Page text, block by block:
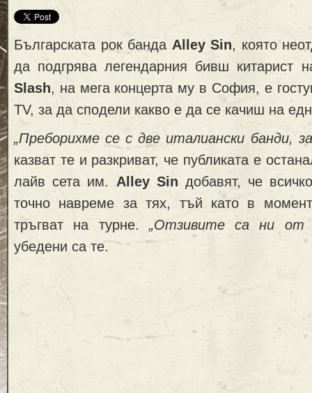
Българската рок банда Alley Sin, която
да подгрява легендарния бивш китарист
Slash, на мега концерта му в София, е
TV, за да сподели какво е да се качиш на
„Преборихме се с две италиански банди,
казват те и разкриват, че публиката е
лайв сета им. Alley Sin добавят, че
точно навреме за тях, тъй като в
тръгват на турне. „Отзивите са ни от
убедени са те.